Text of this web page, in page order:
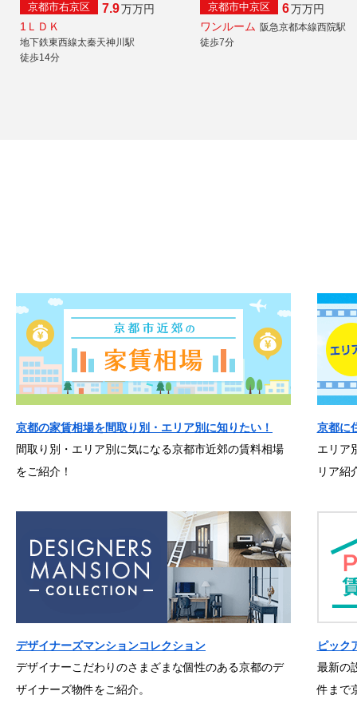
京都市右京区 7.9万万円
1ＬＤＫ
地下鉄東西線太秦天神川駅
徒歩14分
京都市中京区 6万万円
ワンルーム 阪急京都本線西院駅
徒歩7分
京都の家賃相場を間取り別・エリア別に知りたい！
間取り別・エリア別に気になる京都市近郊の賃料相場
をご紹介！
京都に
エリア
リア紹
デザイナーズマンションコレクション
デザイナーこだわりのさまざまな個性のある京都のデ
ザイナーズ物件をご紹介。
ピック
最新の
件まで